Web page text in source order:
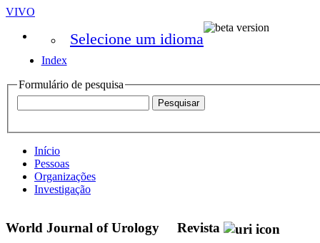
VIVO
Selecione um idioma
Index
Formulário de pesquisa
Início
Pessoas
Organizações
Investigação
World Journal of Urology Revista